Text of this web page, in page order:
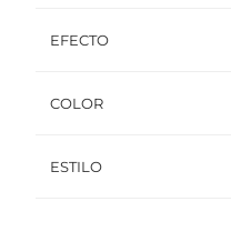
EFECTO
COLOR
ESTILO